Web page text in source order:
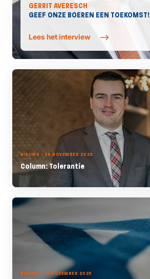
GERRIT AVERESCH
GEEF ONZE BOEREN EEN TOEKOMST!
Lees het interview
NIEUWS - 26 NOVEMBER 2025
Column: Tolerantie
NIEUWS - 14 NOVEMBER 2025